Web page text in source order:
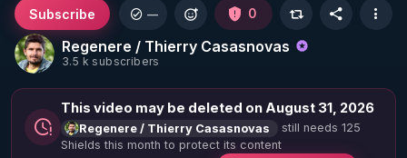
Regenere / Thierry Casasnovas
3.5 k subscribers
Subscribe — 0
This video may be deleted on August 31, 2026
Regenere / Thierry Casasnovas
still needs 125
Shields this month to protect its content